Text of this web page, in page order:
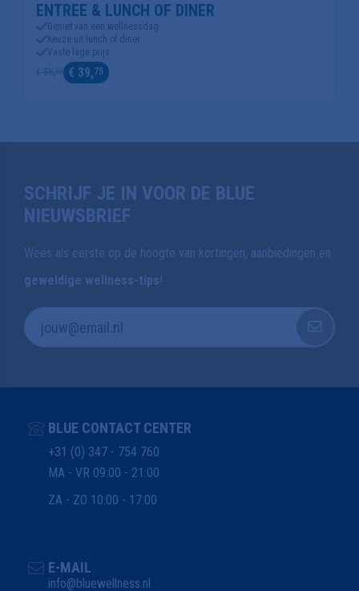
ENTREE & LUNCH OF DINER
Geniet van een wellnessdag
Keuze uit lunch of diner
Vaste lage prijs
€ 39,75
SCHRIJF JE IN VOOR DE BLUE
NIEUWSBRIEF
Wees als eerste op de hoogte van kortingen, aanbiedingen en
geweldige wellness-tips!
BLUE CONTACT CENTER
+31 (0) 347 - 754 760
MA - VR 09:00 - 21:00
ZA - ZO 10:00 - 17:00
E-MAIL
info@bluewellness.nl